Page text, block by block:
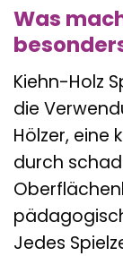
Was
Kiehn-Holz
die
Hölzer, eine
durch
Jedes